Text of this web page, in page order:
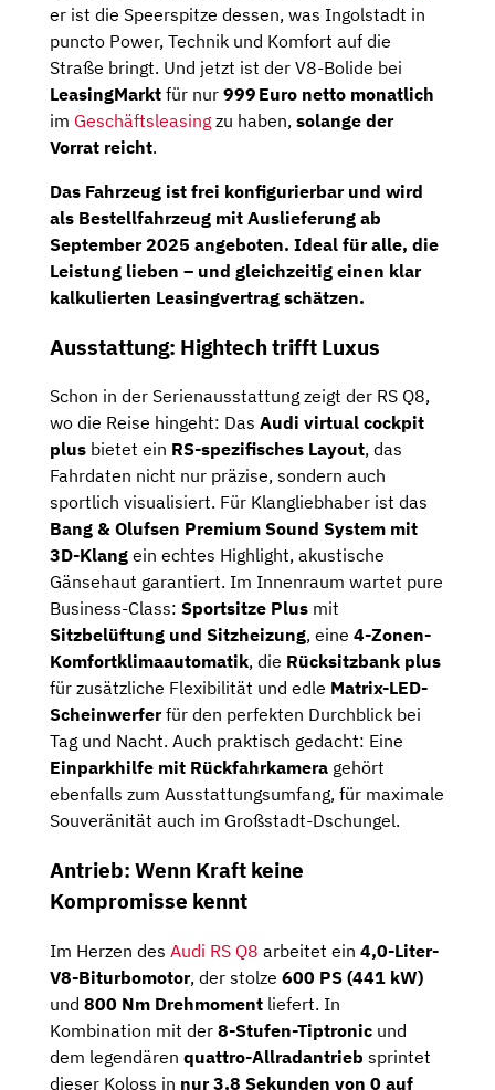
er ist die Speerspitze dessen, was Ingolstadt in
puncto Power, Technik und Komfort auf die
Straße bringt. Und jetzt ist der V8-Bolide bei
LeasingMarkt für nur 999 Euro netto monatlich
im Geschäftsleasing zu haben, solange der
Vorrat reicht.
Das Fahrzeug ist frei konfigurierbarund wird
als Bestellfahrzeug mit Auslieferung ab
September 2025 angeboten. Ideal für alle, die
Leistung lieben – und gleichzeitig einen klar
kalkulierten Leasingvertrag schätzen.
Ausstattung: Hightech trifft Luxus
Schon in der Serienausstattung zeigt der RS Q8,
wo die Reise hingeht: Das Audi virtual cockpit
plus bietet ein RS-spezifisches Layout, das
Fahrdaten nicht nur präzise, sondern auch
sportlich visualisiert. Für Klangliebhaber ist das
Bang & Olufsen Premium Sound System mit
3D-Klang ein echtes Highlight, akustische
Gänsehaut garantiert. Im Innenraum wartet pure
Business-Class: Sportsitze Plus mit
Sitzbelüftung und Sitzheizung, eine 4-Zonen-
Komfortklimaautomatik, die Rücksitzbank plus
für zusätzliche Flexibilität und edle Matrix-LED-
Scheinwerferfür den perfekten Durchblick bei
Tag und Nacht. Auch praktisch gedacht: Eine
Einparkhilfe mit Rückfahrkamera gehört
ebenfalls zum Ausstattungsumfang, für maximale
Souveränität auch im Großstadt-Dschungel.
Antrieb: Wenn Kraft keine
Kompromisse kennt
Im Herzen des Audi RS Q8 arbeitet ein 4,0-Liter-
V8-Biturbomotor, der stolze 600 PS (441 kW)
und 800 Nm Drehmoment liefert. In
Kombination mit der 8-Stufen-Tiptronic und
dem legendären quattro-Allradantrieb sprintet
dieser Koloss in nur 3,8 Sekunden von 0 auf